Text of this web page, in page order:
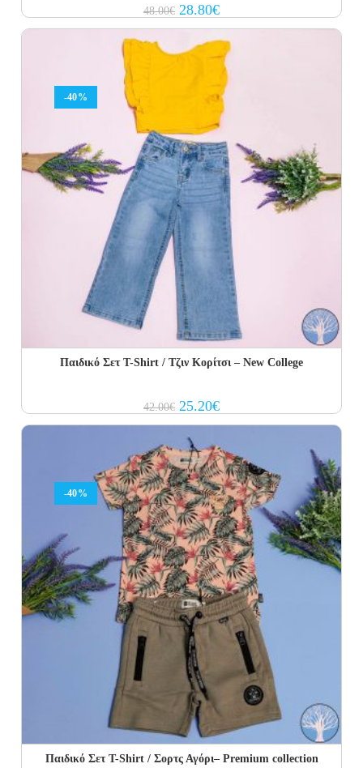
48.00€ Original
price
was:
48.00€.
28.80€Current
price
is:
28.80€.
-40%
Παιδικό Σετ Τ-Shirt / Τζιν Κορίτσι – New College
42.00€ Original
price
was:
42.00€.
25.20€Current
price
is:
-40%
Παιδικό Σετ T-Shirt / Σορτς Αγόρι– Premium collection